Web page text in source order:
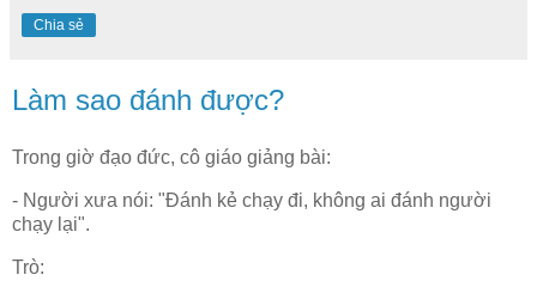
Chia sẻ
Làm sao đánh được?
Trong giờ đạo đức, cô giáo giảng bài:
- Người xưa nói: "Đánh kẻ chạy đi, không ai đánh người
chạy lại".
Trò: